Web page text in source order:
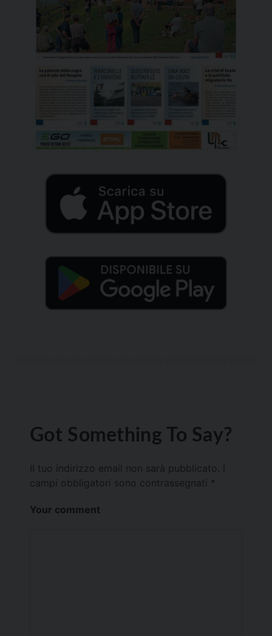
Got Something To Say?
Il tuo indirizzo email non sarà pubblicato.
campi obbligatori sono contrassegnati *
Your comment